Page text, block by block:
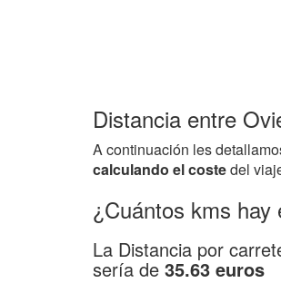
Distancia entre
A continuación les
calculando el costedel
¿Cuántos kms
La Distancia por
sería de 35.63 euros